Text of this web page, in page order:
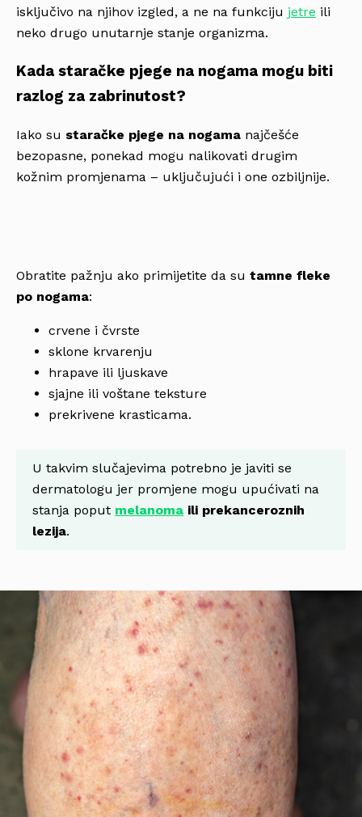
isključivo na njihov izgled, a ne na funkciju jetre ili
neko drugo unutarnje stanje organizma.
Kada staračke pjege na nogama mogu biti
razlog za zabrinutost?
Iako su staračke pjege na nogama najčešće
bezopasne, ponekad mogu nalikovati drugim
kožnim promjenama – uključujući i one ozbiljnije.
Obratite pažnju ako primijetite da su tamne fleke
po nogama:
crvene i čvrste
sklone krvarenju
hrapave ili ljuskave
sjajne ili voštane teksture
prekrivene krasticama.
U takvim slučajevima potrebno je javiti se
dermatologu jer promjene mogu upućivati na
stanja poput melanoma ili prekanceroznih
lezija.